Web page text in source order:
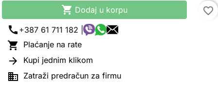
 Dodaj u korpu
favorite_border
call +387 61 711 182 |
 Plaćanje na rate
 Kupi jednim klikom
 Zatraži predračun za firmu